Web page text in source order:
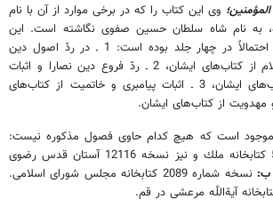
وى اين كتاب را كه در برخى موارد از آن با نام
به نام شاه سلطان حسين صفوى نگاشته است. اين
كتاب در چهار قسمت و احتمالاً در چهار جلد بوده است: 1 ـ در ردّ اصول دين
نصارا و اثبات اصول اسلام از كتاب‌هاى ايشان، 2 ـ ردّ فروع دين نصارا و اثبات
فروع اسلام از روى كتاب‌هاى ايشان، 3 ـ اثبات پيامبرى و خاتميت از كتاب‌هاى
است كه هيچ كدام حاوى فصول مذكوره نيست:
نسخه شماره 5438 كتابخانه ملك و نيز نسخه 12116 آستان قدس رضوى
ب: نسخه شماره 2089 كتابخانه مجلس شوراى اسلامى.